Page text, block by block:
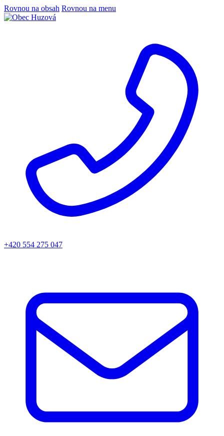
Rovnou na obsah Rovnou na menu
+420 554 275 047